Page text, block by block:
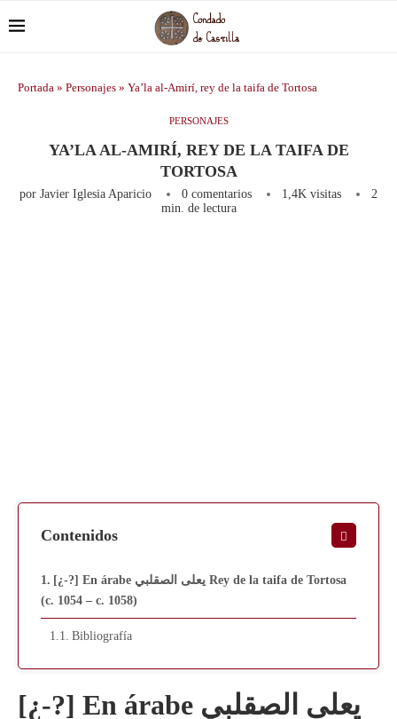
Portada » Personajes » Ya’la al-Amirí, rey de la taifa de Tortosa
PERSONAJES
YA’LA AL-AMIRÍ, REY DE LA TAIFA DE
TORTOSA
por Javier Iglesia Aparicio 0 comentarios 1,4K visitas
2
min. de lectura
Contenidos
[¿-?] En árabe يعلى الصقلبي Rey de la taifa de Tortosa
(c. 1054 – c. 1058)
Bibliografía
[¿-?] En árabe يعلى الصقلبي